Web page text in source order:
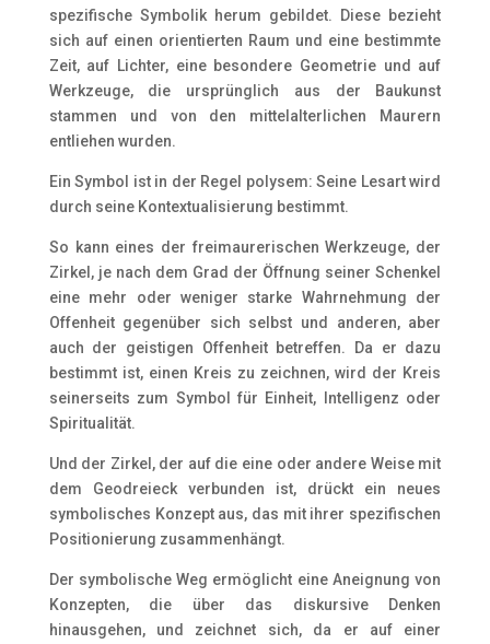
spezifische Symbolik herum gebildet. Diese bezieht
sich auf einen orientierten Raum und eine bestimmte
Zeit, auf Lichter, eine besondere Geometrie und auf
Werkzeuge, die ursprünglich aus der Baukunst
stammen und von den mittelalterlichen Maurern
entliehen wurden.
Ein Symbol ist in der Regel polysem: Seine Lesart wird
durch seine Kontextualisierung bestimmt.
So kann eines der freimaurerischen Werkzeuge, der
Zirkel, je nach dem Grad der Öffnung seiner Schenkel
eine mehr oder weniger starke Wahrnehmung der
Offenheit gegenüber sich selbst und anderen, aber
auch der geistigen Offenheit betreffen. Da er dazu
bestimmt ist, einen Kreis zu zeichnen, wird der Kreis
seinerseits zum Symbol für Einheit, Intelligenz oder
Spiritualität.
Und der Zirkel, der auf die eine oder andere Weise mit
dem Geodreieck verbunden ist, drückt ein neues
symbolisches Konzept aus, das mit ihrer spezifischen
Positionierung zusammenhängt.
Der symbolische Weg ermöglicht eine Aneignung von
Konzepten, die über das diskursive Denken
hinausgehen, und zeichnet sich, da er auf einer